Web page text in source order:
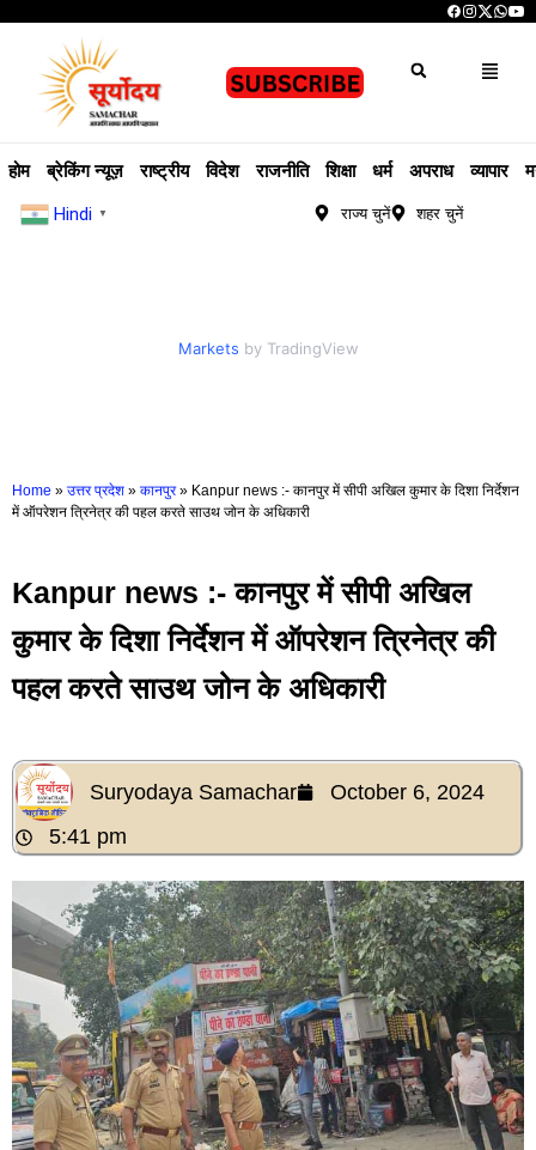
होम ब्रेकिंग न्यूज़ राष्ट्रीय विदेश राजनीति शिक्षा धर्म अपराध व्यापार
Hindi ▼ राज्य चुनें शहर चुनें
Markets by TradingView
Home » उत्तर प्रदेश » कानपुर » Kanpur news :- कानपुर में सीपी अखिल कुमार के दिशा निर्देशन
में ऑपरेशन त्रिनेत्र की पहल करते साउथ जोन के अधिकारी
Kanpur news :- कानपुर में सीपी अखिल
कुमार के दिशा निर्देशन में ऑपरेशन त्रिनेत्र की
पहल करते साउथ जोन के अधिकारी
Suryodaya Samachar
October 6, 2024
5:41 pm